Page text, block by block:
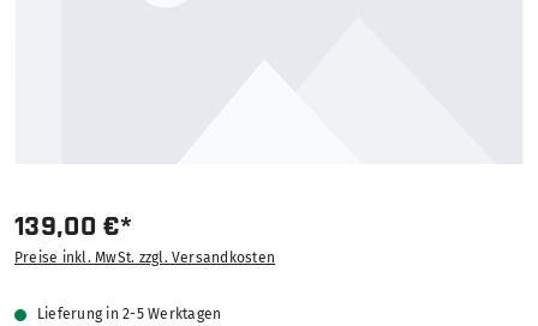
139,00 €*
Preise inkl. MwSt. zzgl. Versandkosten
Lieferung in 2-5 Werktagen